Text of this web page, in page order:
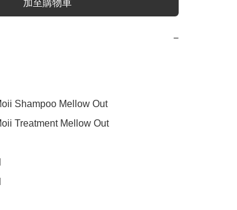
加至購物車
−
Shampoo Mellow Out
Treatment Mellow Out